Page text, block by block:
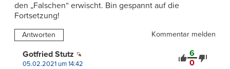
den „Falschen“ erwischt. Bin gespannt auf die
Fortsetzung!
Antworten Kommentar melden
6
0
Gotfried Stutz
05.02.2021 um 14:42